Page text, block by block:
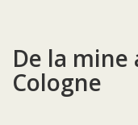
De la mine
Cologne